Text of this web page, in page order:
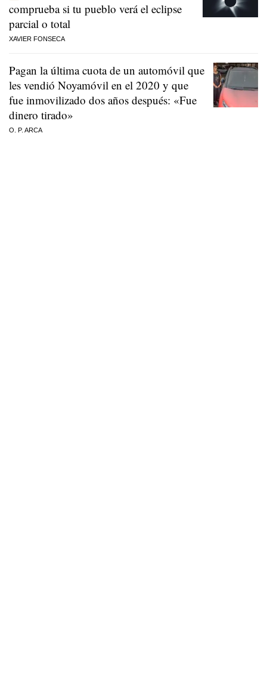
comprueba si tu pueblo verá el eclipse
parcial o total
XAVIER FONSECA
Pagan la última cuota de un automóvil que
les vendió Noyamóvil en el 2020 y que
fue inmovilizado dos años después: «Fue
dinero tirado»
O. P. ARCA